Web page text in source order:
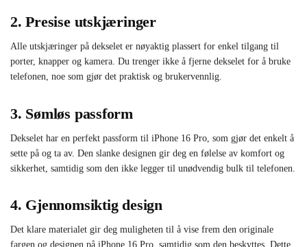
2. Presise utskjæringer
Alle utskjæringer på dekselet er nøyaktig plassert for enkel tilgang til
porter, knapper og kamera. Du trenger ikke å fjerne dekselet for å bruke
telefonen, noe som gjør det praktisk og brukervennlig.
3. Sømløs passform
Dekselet har en perfekt passform til iPhone 16 Pro, som gjør det enkelt å
sette på og ta av. Den slanke designen gir deg en følelse av komfort og
sikkerhet, samtidig som den ikke legger til unødvendig bulk til telefonen.
4. Gjennomsiktig design
Det klare materialet gir deg muligheten til å vise frem den originale
fargen og designen på iPhone 16 Pro, samtidig som den beskyttes. Dette